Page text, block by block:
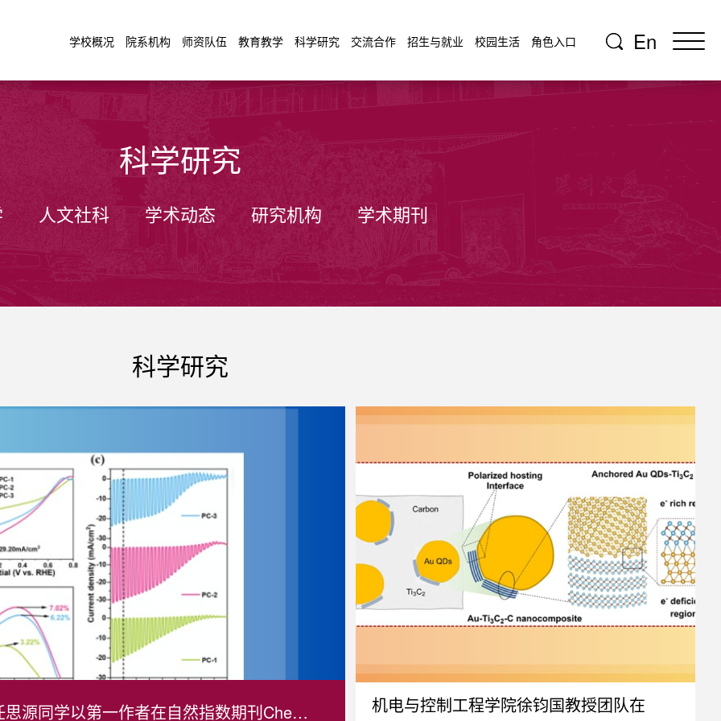
学校概况 院系机构 师资队伍 教育教学 科学研究 交流合作 招生与就业 校园生活 角色入口 En
科学研究
人文社科 学术动态 研究机构 学术期刊
科学研究
物理与光电工程学院物理学本科生任思源同学以第一作者在自然指数期刊Chemi...
机电与控制工程学院徐钧国教授团队在